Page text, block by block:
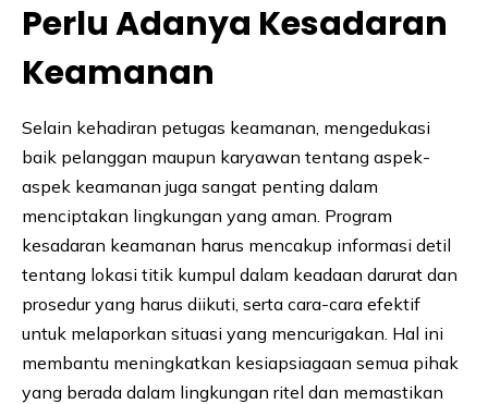
Perlu Adanya Kesadaran
Keamanan
Selain kehadiran petugas keamanan, mengedukasi
baik pelanggan maupun karyawan tentang aspek-
aspek keamanan juga sangat penting dalam
menciptakan lingkungan yang aman. Program
kesadaran keamanan harus mencakup informasi detil
tentang lokasi titik kumpul dalam keadaan darurat dan
prosedur yang harus diikuti, serta cara-cara efektif
untuk melaporkan situasi yang mencurigakan. Hal ini
membantu meningkatkan kesiapsiagaan semua pihak
yang berada dalam lingkungan ritel dan memastikan